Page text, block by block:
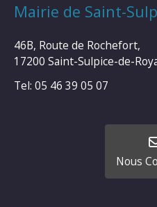
Mairie de Saint-
46B, Route de Rochefort,
17200 Saint-Sulpice-de-
Tel: 05 46 39 05 07
Nous